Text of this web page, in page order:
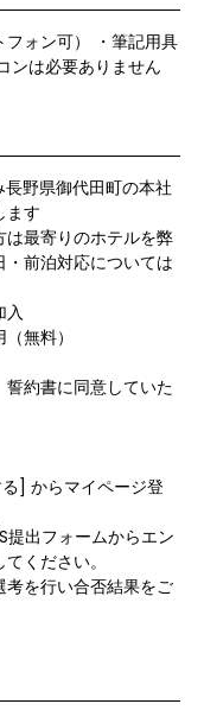
フォン可） ・筆記用具
ンは必要ありません
野県御代田町の本社
ます
は最寄りのホテルを弊
前泊対応については
入
無料）
誓約書に同意していた
] からマイページ登
出フォームからエン
ください。
を行い合否結果をご